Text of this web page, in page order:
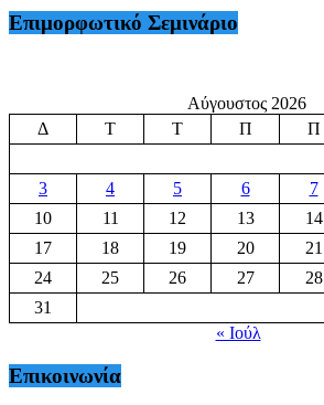
Επιμορφωτικό Σεμινάριο
Αύγουστος 2026
Δ
Τ Τ Π Π
3
4 5 6 7
10
11 12 13 14
17
18 19 20 21
24
25 26 27 28
31
« Ιούλ
Επικοινωνία